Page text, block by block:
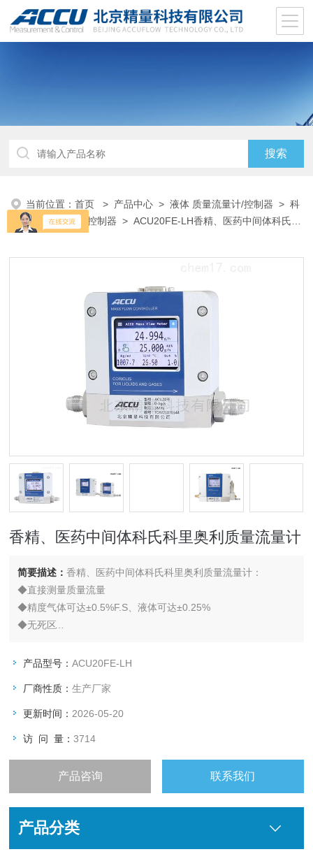
当前位置：首页 > 产品中心 >液体 质量流量计/控制器 >科
里奥利流量计/控制器 > ACU20FE-LH香精、医药中间体科氏科
香精、医药中间体科氏科里奥利质量流量计
简要描述：香精、医药中间体科氏科里奥利质量流量计：
◆直接测量质量流量
◆精度气体可达±0.5%F.S、液体可达±0.25%
◆无死区
◆精度高，重复性好
◆可靠性高，寿命长
◆无热漂移，可以忽略的温移和时漂
◆高粘度流体和高密度气体可测
产品型号：ACU20FE-LH
厂商性质：生产厂家
更新时间： 2026-05-20
访 问 量：3714
产品咨询 联系我们
产品分类